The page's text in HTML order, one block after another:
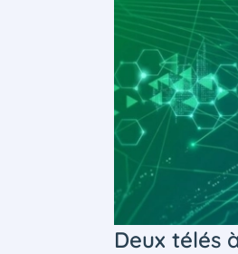
Deux télés